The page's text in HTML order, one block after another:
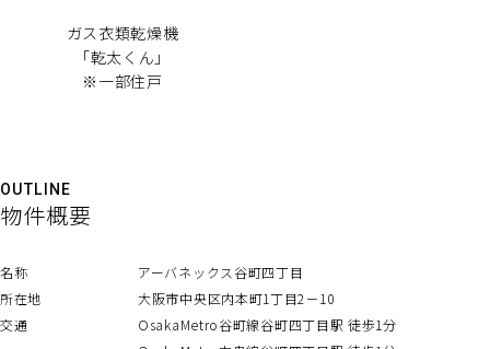
ガス衣類乾燥機
「乾太くん」
※一部住戸
OUTLINE
物件概要
名称
アーバネックス谷町四丁目
所在地
大阪市中央区内本町1丁目2－10
交通
OsakaMetro谷町線谷町四丁目駅 徒歩1分